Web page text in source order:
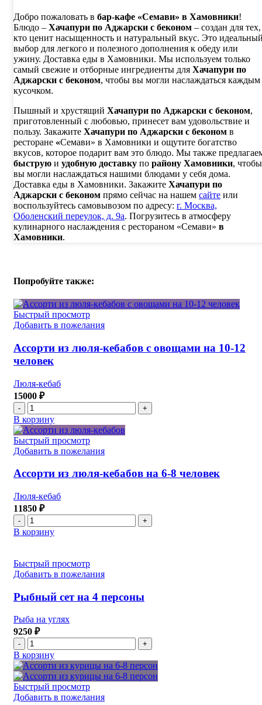
Добро пожаловать в бар-кафе «Семави» в Хамовники!
Блюдо – Хачапури по Аджарски с беконом – создан для тех,
кто ценит насыщенность и натуральный вкус. Это
выбор для легкого и полезного дополнения к обеду или
ужину. Доставка еды в Хамовники. Мы используем только
самый свежие и отборные ингредиенты для Хачапури по
Аджарски с беконом, чтобы вы могли наслаждаться каждым
кусочком.
Пышный и хрустящий Хачапури по Аджарски с беконом,
приготовленный с любовью, принесет вам удовольствие и
пользу. Закажите Хачапури по Аджарски с беконом в
ресторане «Семави» в Хамовники и ощутите богатство
вкусов, которое подарит вам это блюдо. Мы также
быструю и удобную доставку по району Хамовники, чтобы
вы могли наслаждаться нашими блюдами у себя дома.
Доставка еды в Хамовники. Закажите Хачапури по
Аджарски с беконом прямо сейчас на нашем сайте или
воспользуйтесь самовывозом по адресу: г. Москва,
Оболенский переулок, д. 9а. Погрузитесь в атмосферу
кулинарного наслаждения с рестораном «Семави» в
Хамовники.
Попробуйте также:
Быстрый просмотр
Добавить в пожелания
Ассорти из люля-кебабов с овощами на 10-12
человек
Люля-кебаб
15000 ₽
Количество
товара
Ассорти
из
люля-
с
овощами
10-
12
человек
В корзину
Быстрый просмотр
Добавить в пожелания
Ассорти из люля-кебабов на 6-8 человек
Люля-кебаб
11850 ₽
Количество
товара
Ассорти
люля-
кебабов
6-
8
человек
В корзину
Быстрый просмотр
Добавить в пожелания
Рыбный сет на 4 персоны
Рыба на углях
9250 ₽
Количество
товара
Рыбный
сет
на
4
В корзину
Быстрый просмотр
Добавить в пожелания